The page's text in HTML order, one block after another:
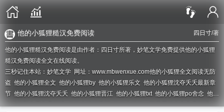
四日寸/著
他的小狐狸糙汉免费阅读
他的小狐狸糙汉免费阅读是由作者：四日寸所著，妙笔文学免费提供他的小狐狸
糙汉免费阅读全文在线阅读。
三秒记住本站：妙笔文学 网址：www.mbwenxue.com他的小狐狸全文阅读无防
盗 他的小狐狸全文 他的小狐狸by 他的小狐狸乐文 他的小狐狸沈夺夭夭最新章
节 他的小狐狸沈夺夭夭 他的小狐狸晋江 他的小狐狸txt 他的小狐狸po舍念 他的
小狐狸顾文星免费阅读他的小狐狸温粥他的小狐狸by阿司匹林全文免费阅读